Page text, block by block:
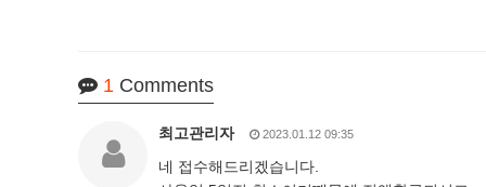
1 Comments
최고관리자 2023.01.12 09:35
네 접수해드리겠습니다.